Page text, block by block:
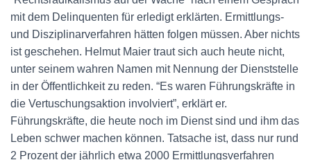
mit dem Delinquenten für erledigt erklärten. Ermittlungs-
und Disziplinarverfahren hätten folgen müssen. Aber nichts
ist geschehen. Helmut Maier traut sich auch heute nicht,
unter seinem wahren Namen mit Nennung der Dienststelle
in der Öffentlichkeit zu reden. “Es waren Führungskräfte in
die Vertuschungsaktion involviert”, erklärt er.
Führungskräfte, die heute noch im Dienst sind und ihm das
Leben schwer machen können. Tatsache ist, dass nur rund
2 Prozent der jährlich etwa 2000 Ermittlungsverfahren